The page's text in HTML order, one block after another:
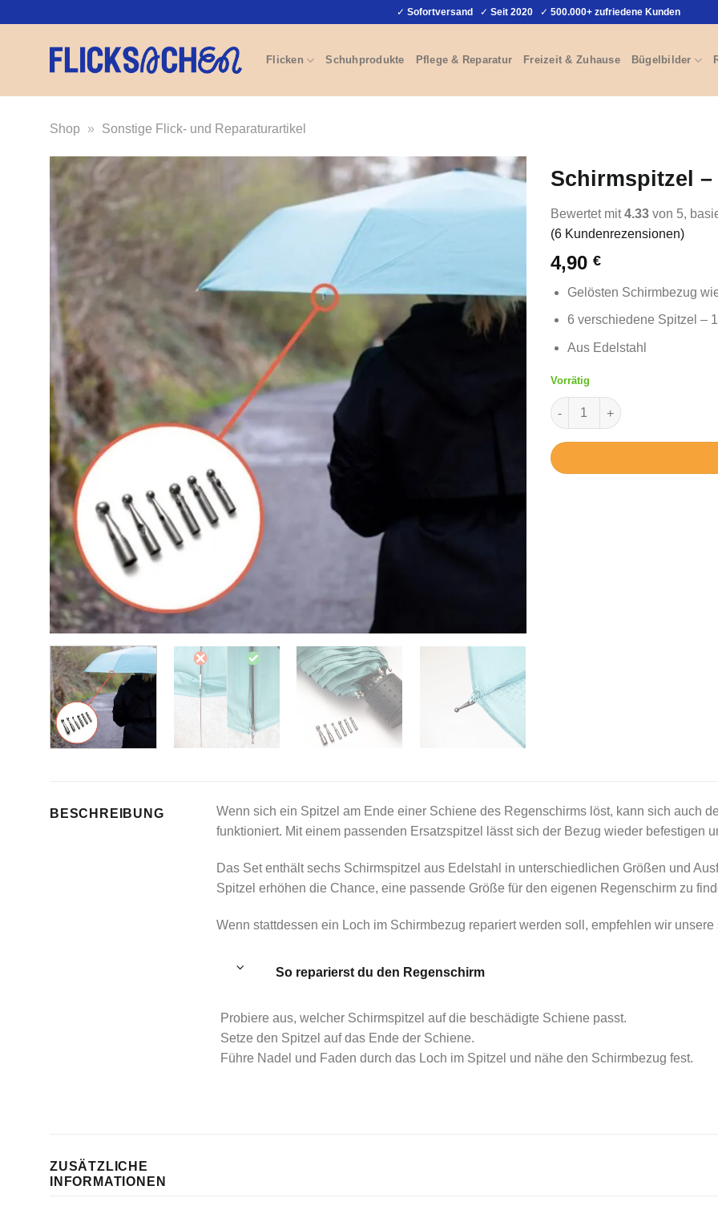
✓ Sofortversand ✓ Seit 2020 ✓ 500.000+ zufriedene Kunden
Flicken Schuhprodukte Pflege & Reparatur Freizeit & Zuhause Bügelbilder
Shop » Sonstige Flick- und Reparaturartikel
Schirmspitzel
Bewertet mit4.33 von 5,
(6 Kundenrezensionen)
4,90 €
Gelösten Schirmbezug
6 verschiedene Spitzel –
Aus Edelstahl
Vorrätig
Schirmspitzel – Regenschirm
BESCHREIBUNG
Wenn sich ein Spitzel am Ende einer Schiene des Regenschirms löst, kann sich auch
funktioniert. Mit einem passenden Ersatzspitzel lässt sich der Bezug wieder befestigen
Das Set enthält sechs Schirmspitzel aus Edelstahl in unterschiedlichen Größen und
Spitzel erhöhen die Chance, eine passende Größe für den eigenen Regenschirm zu
Wenn stattdessen ein Loch im Schirmbezug repariert werden soll, empfehlen wir
So reparierst du den Regenschirm
Probiere aus, welcher Schirmspitzel auf die beschädigte Schiene passt.
Setze den Spitzel auf das Ende der Schiene.
Führe Nadel und Faden durch das Loch im Spitzel und nähe den Schirmbezug fest.
ZUSÄTZLICHE
INFORMATIONEN